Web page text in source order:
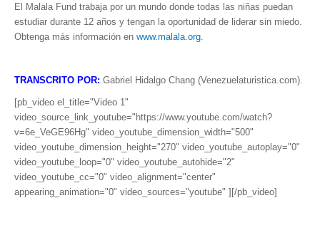
El Malala Fund trabaja por un mundo donde todas las niñas puedan
estudiar durante 12 años y tengan la oportunidad de liderar sin miedo.
Obtenga más información en www.malala.org
TRANSCRITO POR: Gabriel Hidalgo Chang (Venezuelaturistica.com).
[pb_video el_title="Video 1"
video_source_link_youtube="https://www.youtube.com/watch?
v=6e_VeGE96Hg" video_youtube_dimension_width="500"
video_youtube_dimension_height="270" video_youtube_autoplay="0"
video_youtube_loop="0" video_youtube_autohide="2"
video_youtube_cc="0" video_alignment="center"
appearing_animation="0" video_sources="youtube" ][/pb_video]